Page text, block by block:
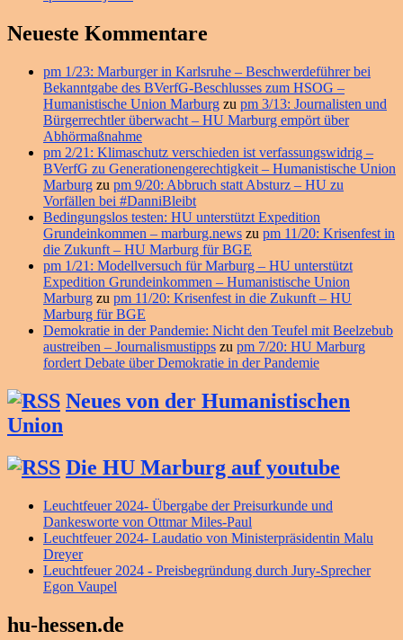
Neueste Kommentare
pm 1/23: Marburger in Karlsruhe – Beschwerdeführer bei
Bekanntgabe des BVerfG-Beschlusses zum HSOG –
Humanistische Union Marburg zu pm 3/13: Journalisten und
Bürgerrechtler überwacht – HU Marburg empört über
Abhörmaßnahme
pm 2/21: Klimaschutz verschieden ist verfassungswidrig –
BVerfG zu Generationengerechtigkeit – Humanistische Union
Marburg zu pm 9/20: Abbruch statt Absturz – HU zu
Vorfällen bei #DanniBleibt
Bedingungslos testen: HU unterstützt Expedition
Grundeinkommen – marburg.news zu pm 11/20: Krisenfest in
die Zukunft – HU Marburg für BGE
pm 1/21: Modellversuch für Marburg – HU unterstützt
Expedition Grundeinkommen – Humanistische Union
Marburg zu pm 11/20: Krisenfest in die Zukunft – HU
Marburg für BGE
Demokratie in der Pandemie: Nicht den Teufel mit Beelzebub
austreiben – Journalismustipps zu pm 7/20: HU Marburg
fordert Debate über Demokratie in der Pandemie
Neues von der Humanistischen
Union
Die HU Marburg auf youtube
Leuchtfeuer 2024- Übergabe der Preisurkunde und
Dankesworte von Ottmar Miles-Paul
Leuchtfeuer 2024- Laudatio von Ministerpräsidentin Malu
Dreyer
Leuchtfeuer 2024 - Preisbegründung durch Jury-Sprecher
Egon Vaupel
hu-hessen.de